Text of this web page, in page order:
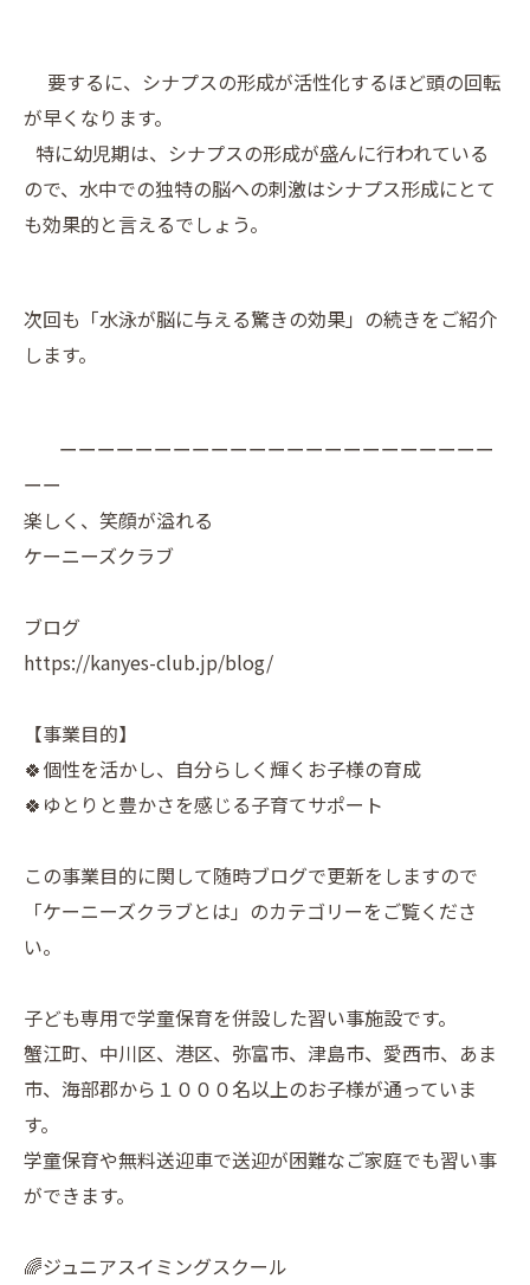
要するに、シナプスの形成が活性化するほど頭の回転
が早くなります。
特に幼児期は、シナプスの形成が盛んに行われている
ので、水中での独特の脳への刺激はシナプス形成にとて
も効果的と言えるでしょう。
次回も「水泳が脳に与える驚きの効果」の続きをご紹介
します。
ーーーーーーーーーーーーーーーーーーーーーーー
ーー
楽しく、笑顔が溢れる
ケーニーズクラブ
ブログ
https://kanyes-club.jp/blog/
【事業目的】
🍀個性を活かし、自分らしく輝くお子様の育成
🍀ゆとりと豊かさを感じる子育てサポート
この事業目的に関して随時ブログで更新をしますので
「ケーニーズクラブとは」のカテゴリーをご覧くださ
い。
子ども専用で学童保育を併設した習い事施設です。
蟹江町、中川区、港区、弥富市、津島市、愛西市、あま
市、海部郡から１０００名以上のお子様が通っていま
す。
学童保育や無料送迎車で送迎が困難なご家庭でも習い事
ができます。
🌈ジュニアスイミングスクール